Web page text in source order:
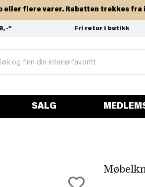
flere varer. Rabatten trekkes fra i
* Fri retur i butikk
SALG